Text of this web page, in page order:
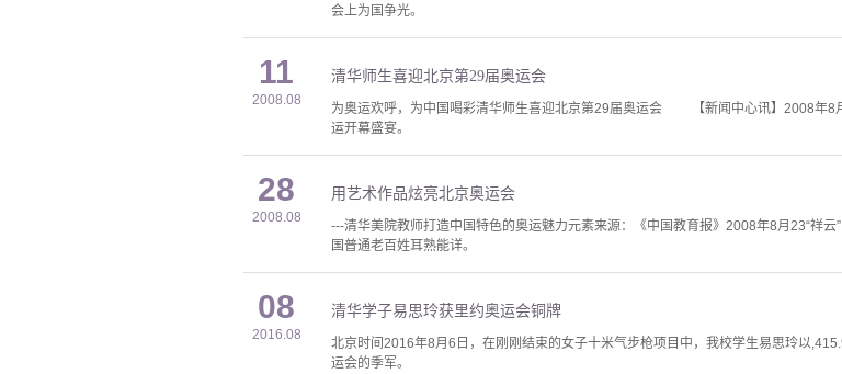
会上为国争光。
11
2008.08
清华师生喜迎北京第29届奥运会
为奥运欢呼，为中国喝彩清华师生喜迎北京第29届奥运会 【新闻中心讯】2008年8
运开幕盛宴。
28
2008.08
用艺术作品炫亮北京奥运会
---清华美院教师打造中国特色的奥运魅力元素来源：《中国教育报》2008年8月23“祥云
国普通老百姓耳熟能详。
08
2016.08
清华学子易思玲获里约奥运会铜牌
北京时间2016年8月6日，在刚刚结束的女子十米气步枪项目中，我校学生易思玲以
运会的季军。